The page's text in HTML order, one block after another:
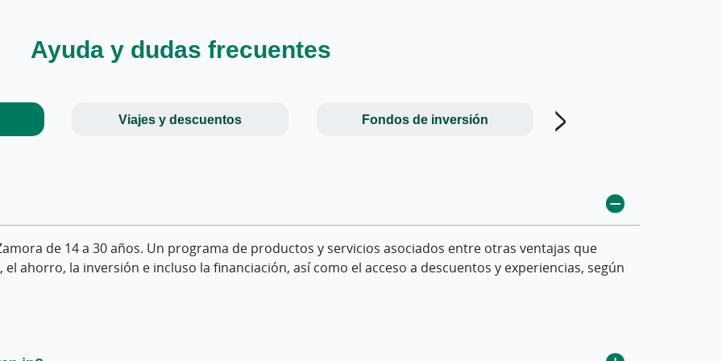
Ayuda y dudas frecuentes
Viajes y descuentos Fondos de inversión
de 14 a 30 años. Un programa de productos y servicios asociados entre otras ventajas que
ahorro, la inversión e incluso la financiación, así como el acceso a descuentos y experiencias, según
en viajar y acceder a experiencias, ventajas y contenidos relacionados con viajes y ocio.
de inversión?
Fondo de Inversión, por el importe y la frecuencia elegidos (a partir de 30 €); de esta forma cada
función de sus posibilidades.
pueden consultarse y gestionarse desde los canales digitales de la entidad.